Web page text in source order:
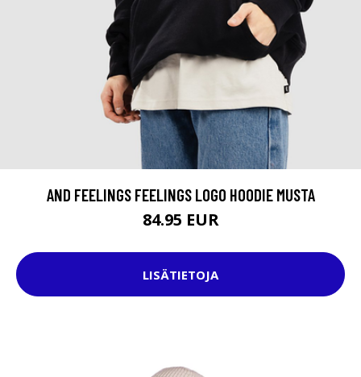
AND FEELINGS FEELINGS LOGO HOODIE MUSTA
84.95 EUR
LISÄTIETOJA